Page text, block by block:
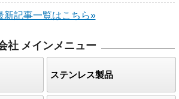
新記事一覧はこちら»
社 メインメニュー
ステンレス製品